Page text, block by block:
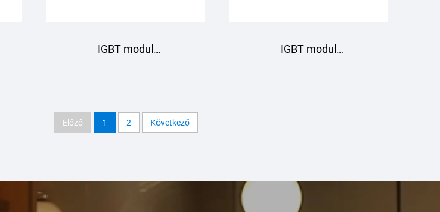
IGBT modul
Starpower
IGBT modul
Előző 1 2 Következő